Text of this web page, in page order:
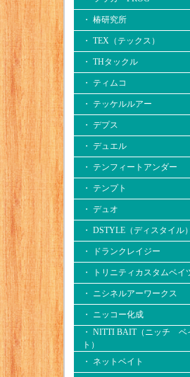
・ 椿研究所
・ TEX（テックス）
・ THタックル
・ ティムコ
・ テッケルルアー
・ デプス
・ デュエル
・ テンフィートアンダー
・ テンプト
・ デュオ
・ DSTYLE（ディスタイル）
・ ドランクレイジー
・ トリニティカスタムベイ
・ ニシネルアーワークス
・ ニッコー化成
・ NITTI BAIT（ニッチ ベ
ト）
・ ネットベイト